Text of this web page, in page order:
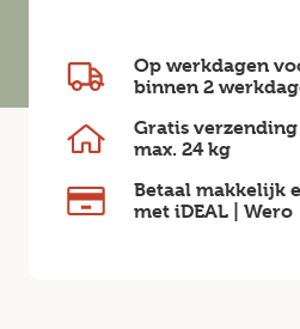
Op werkdagen
binnen 2
Gratis verzending
max. 24 kg
Betaal makkelijk
met iDEAL | Wero